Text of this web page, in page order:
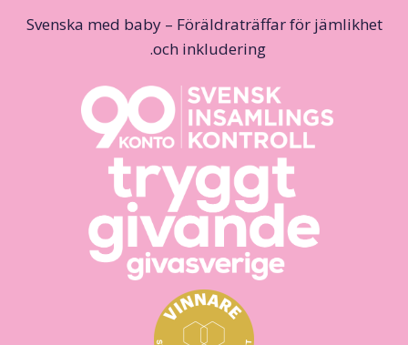
Svenska med baby – Föräldraträffar för jämlikhet
och inkludering.